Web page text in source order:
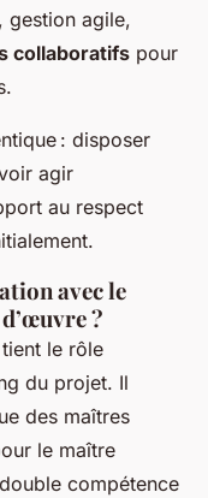
, gestion agile,
collaboratifs pour
: disposer
agir
au respect
avec le
?
tient le rôle
du projet. Il
des maîtres
le maître
compétence